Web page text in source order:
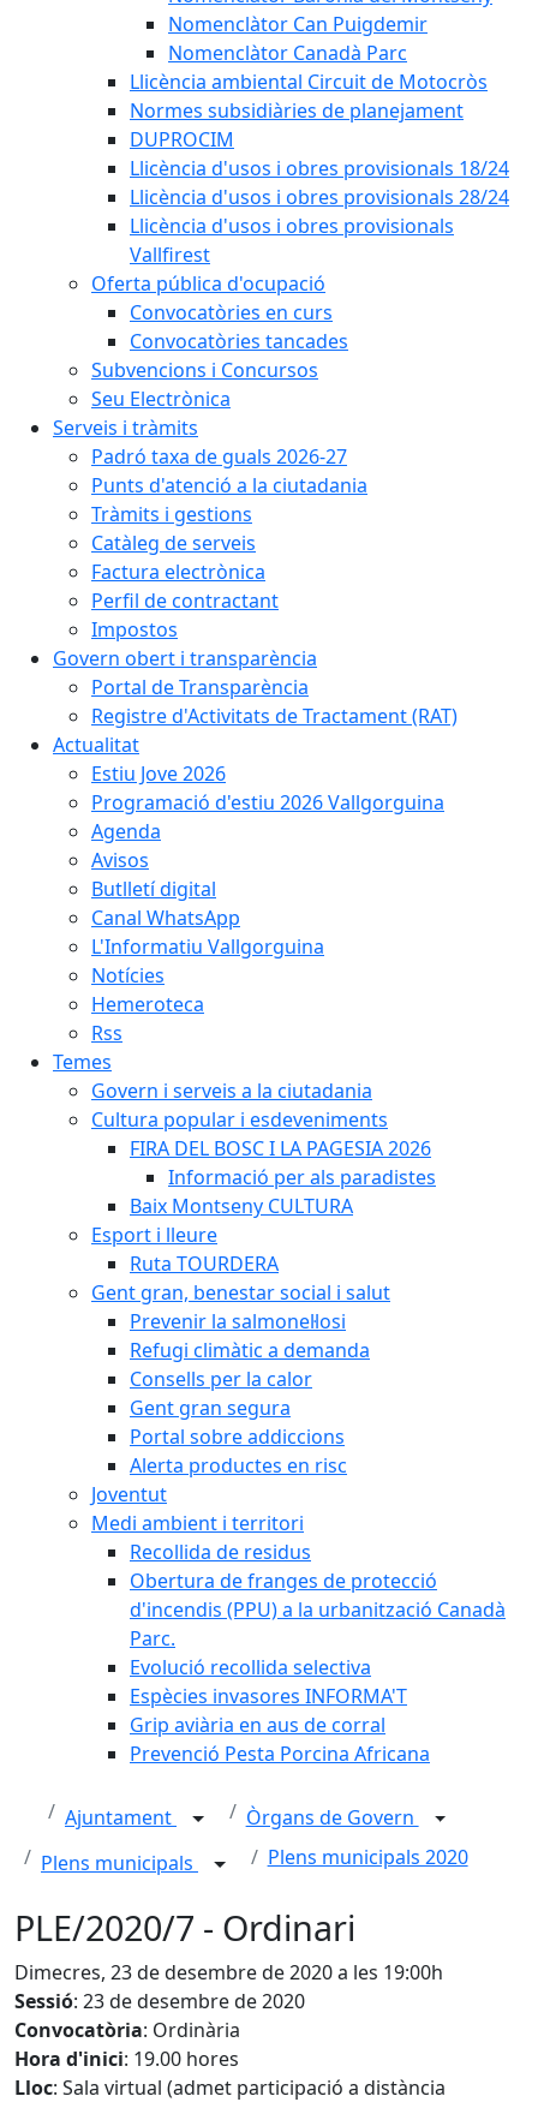
Nomenclàtor Can Puigdemir
Nomenclàtor Canadà Parc
Llicència ambiental Circuit de Motocròs
Normes subsidiàries de planejament
DUPROCIM
Llicència d'usos i obres provisionals 18/24
Llicència d'usos i obres provisionals 28/24
Llicència d'usos i obres provisionals
Vallfirest
Oferta pública d'ocupació
Convocatòries en curs
Convocatòries tancades
Subvencions i Concursos
Seu Electrònica
Serveis i tràmits
Padró taxa de guals 2026-27
Punts d'atenció a la ciutadania
Tràmits i gestions
Catàleg de serveis
Factura electrònica
Perfil de contractant
Impostos
Govern obert i transparència
Portal de Transparència
Registre d'Activitats de Tractament (RAT)
Actualitat
Estiu Jove 2026
Programació d'estiu 2026 Vallgorguina
Agenda
Avisos
Butlletí digital
Canal WhatsApp
L'Informatiu Vallgorguina
Notícies
Hemeroteca
Rss
Temes
Govern i serveis a la ciutadania
Cultura popular i esdeveniments
FIRA DEL BOSC I LA PAGESIA 2026
Informació per als paradistes
Baix Montseny CULTURA
Esport i lleure
Ruta TOURDERA
Gent gran, benestar social i salut
Prevenir la salmonel·losi
Refugi climàtic a demanda
Consells per la calor
Gent gran segura
Portal sobre addiccions
Alerta productes en risc
Joventut
Medi ambient i territori
Recollida de residus
Obertura de franges de protecció
d'incendis (PPU) a la urbanització Canadà
Parc.
Evolució recollida selectiva
Espècies invasores INFORMA'T
Grip aviària en aus de corral
Prevenció Pesta Porcina Africana
Ajuntament
Òrgans de Govern
Plens municipals
Plens municipals 2020
PLE/2020/7 - Ordinari
Dimecres, 23 de desembre de 2020 a les 19:00h
Sessió: 23 de desembre de 2020
Convocatòria: Ordinària
Hora d'inici: 19.00 hores
Lloc: Sala virtual (admet participació a distància